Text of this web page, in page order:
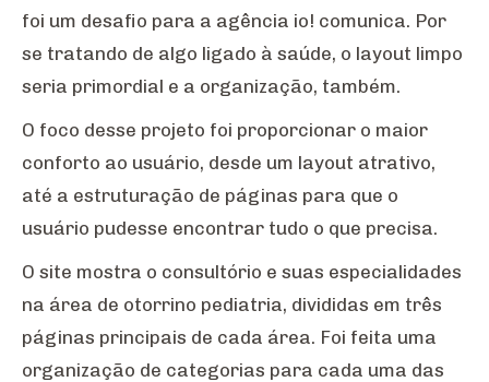
foi um desafio para a agência io! comunica. Por
se tratando de algo ligado à saúde, o layout limpo
seria primordial e a organização, também.
O foco desse projeto foi proporcionar o maior
conforto ao usuário, desde um layout atrativo,
até a estruturação de páginas para que o
usuário pudesse encontrar tudo o que precisa.
O site mostra o consultório e suas especialidades
na área de otorrino pediatria, divididas em três
páginas principais de cada área. Foi feita uma
organização de categorias para cada uma das